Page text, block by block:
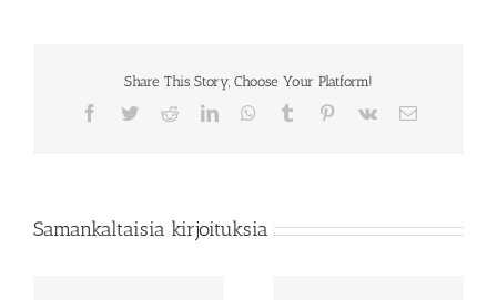
Share This Story, Choose Your Platform!
Facebook
TwitterRedditLinkedInWhatsApp
Tumblr Pinterest
Vk Sähköposti
Samankaltaisia kirjoituksia